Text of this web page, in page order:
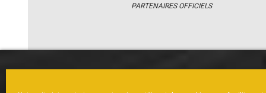
PARTENAIRES OFFICIELS